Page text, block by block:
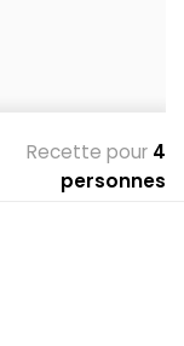
Recette pour 4
personnes